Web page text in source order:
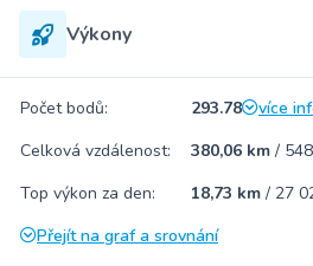
Výkony
Počet bodů: 293.78
více
Celková vzdálenost:
380,06 km /
Top výkon za den:
18,73 km / 27
Přejít na graf a srovnání